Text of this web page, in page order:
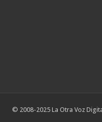
© 2008-2025 La Otra Voz